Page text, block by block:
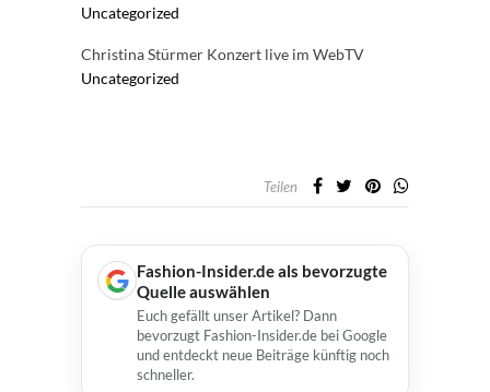
Uncategorized
Christina Stürmer Konzert live im WebTV
Uncategorized
Teilen
Fashion-Insider.de als bevorzugte
Quelle auswählen
Euch gefällt unser Artikel? Dann
bevorzugt Fashion-Insider.de bei Google
und entdeckt neue Beiträge künftig noch
schneller.